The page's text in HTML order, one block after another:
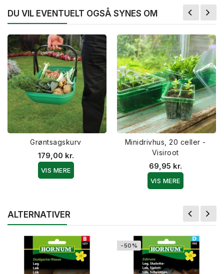
DU VIL EVENTUELT OGSÅ SYNES OM
Grøntsagskurv
179,00 kr.
VIS MERE
Minidrivhus, 20 celler -
Visiroot
69,95 kr.
VIS MERE
ALTERNATIVER
-50%